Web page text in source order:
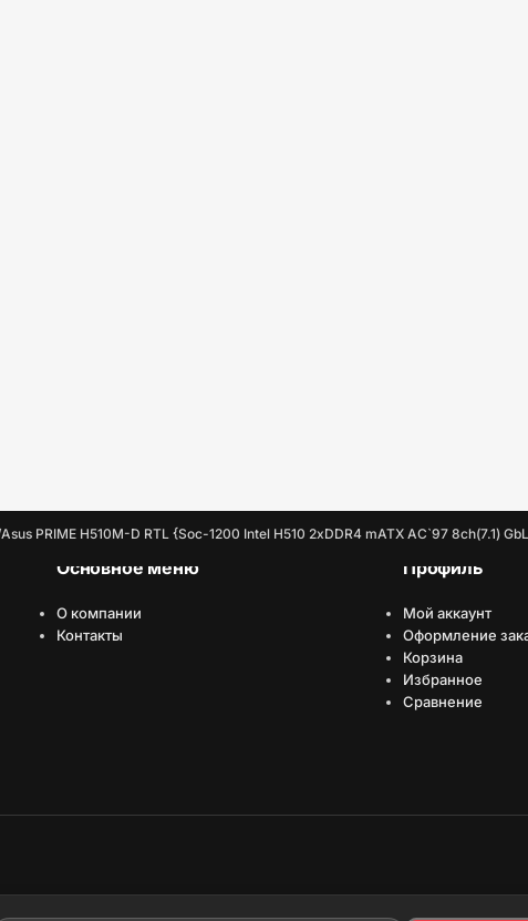
Asus PRIME H510M-D RTL {Soc-1200 Intel H510 2xDDR4 mATX AC`97 8ch(7.1)
Основное меню
О компании
Контакты
Профиль
Мой аккаунт
Оформление
Корзина
Избранное
Сравнение